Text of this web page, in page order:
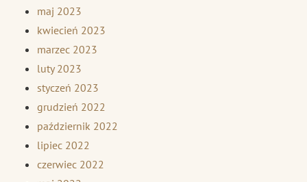
maj 2023
kwiecień 2023
marzec 2023
luty 2023
styczeń 2023
grudzień 2022
październik 2022
lipiec 2022
czerwiec 2022